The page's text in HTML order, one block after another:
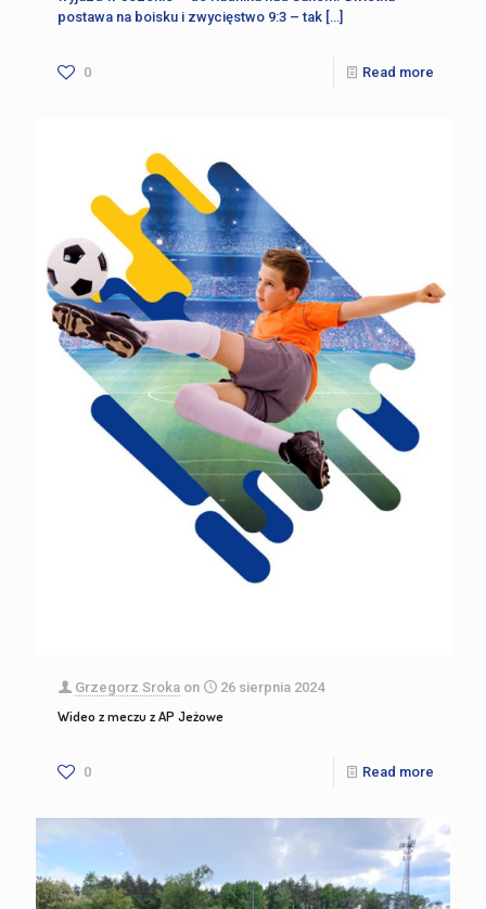
postawa na boisku i zwycięstwo 9:3 – tak […]
0 Read more
Grzegorz Sroka on 26 sierpnia 2024
Wideo z meczu z AP Jeżowe
0 Read more